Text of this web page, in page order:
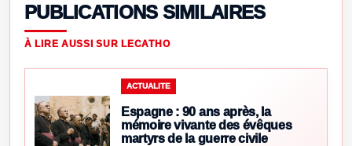
PUBLICATIONS SIMILAIRES
À LIRE AUSSI SUR LECATHO
ACTUALITE
Espagne : 90 ans après, la
mémoire vivante des évêques
martyrs de la guerre civile